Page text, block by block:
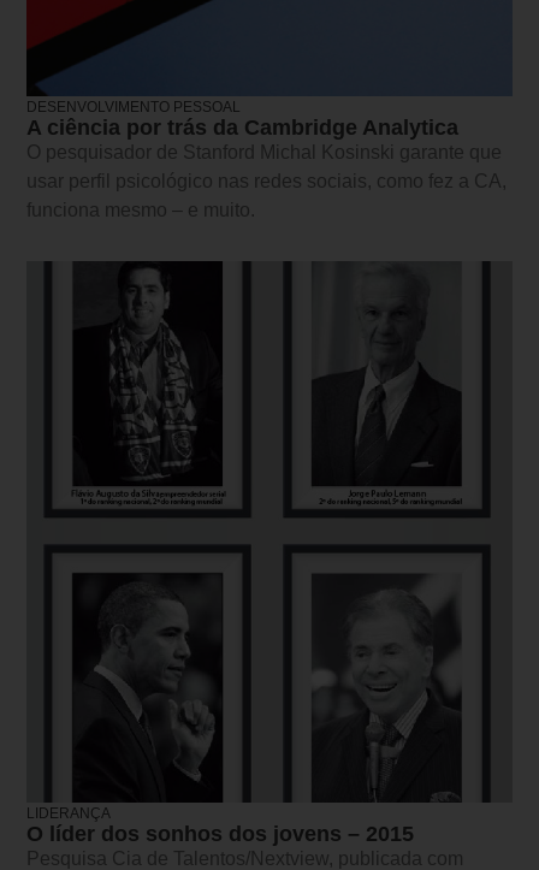
DESENVOLVIMENTO PESSOAL
A ciência por trás da Cambridge Analytica
O pesquisador de Stanford Michal Kosinski garante que
usar perfil psicológico nas redes sociais, como fez a CA,
funciona mesmo – e muito.
LIDERANÇA
O líder dos sonhos dos jovens – 2015
Pesquisa Cia de Talentos/Nextview, publicada com